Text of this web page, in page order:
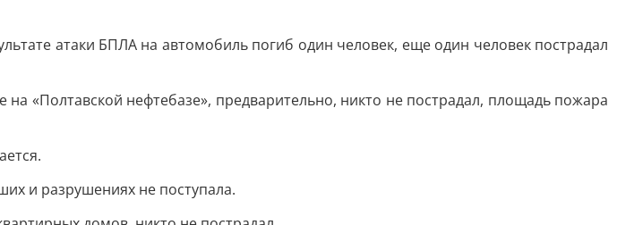
атаки БПЛА на автомобиль погиб один человек, еще один человек пострадал
«Полтавской нефтебазе», предварительно, никто не пострадал, площадь пожара
и разрушениях не поступала.